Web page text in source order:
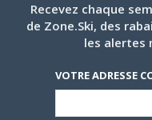
Recevez chaque
de Zone.Ski, des
les alertes
VOTRE ADRESSE